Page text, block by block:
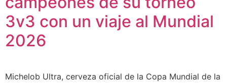
3v3 con un viaje al Mundial
2026
Michelob Ultra, cerveza oficial de la Copa Mundial de la